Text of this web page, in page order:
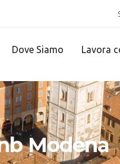
Dove Siamo Lavora
Modena